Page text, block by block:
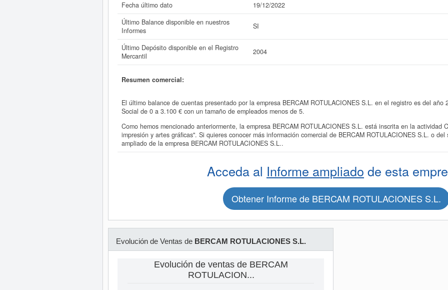
Fecha último dato
19/12/2022
Último Balance disponible en nuestros
Informes
SI
Último Depósito disponible en el Registro
Mercantil
2004
Resumen comercial:
El último balance de cuentas presentado por la empresa BERCAM ROTULACIONES S.L. en el registro es del año
Social de 0 a 3.100 € con un tamaño de empleados menos de 5.
Como hemos mencionado anteriormente, la empresa BERCAM ROTULACIONES S.L. está inscrita en la actividad
impresión y artes gráficas". Si quieres conocer más información comercial de BERCAM ROTULACIONES S.L. o
ampliado de la empresa BERCAM ROTULACIONES S.L..
Acceda al Informe ampliado de esta
Obtener Informe de BERCAM ROTULACIONES S.L.
Evolución de Ventas de BERCAM ROTULACIONES S.L.
Evolución de ventas de BERCAM
ROTULACION...